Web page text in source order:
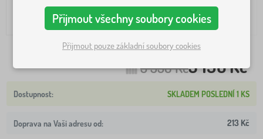
3 538 Kč3 196 Kč
SKLADEM POSLEDNÍ 1 KS
Doprava na Vaši adresu od: 213 Kč
Přijmout všechny soubory cookies
Přijmout pouze základní soubory cookies